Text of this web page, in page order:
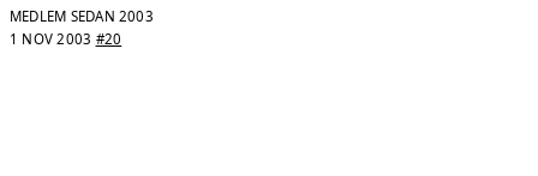
MEDLEM SEDAN 2003
1 NOV 2003 #20